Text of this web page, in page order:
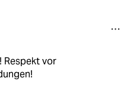
Respekt vor